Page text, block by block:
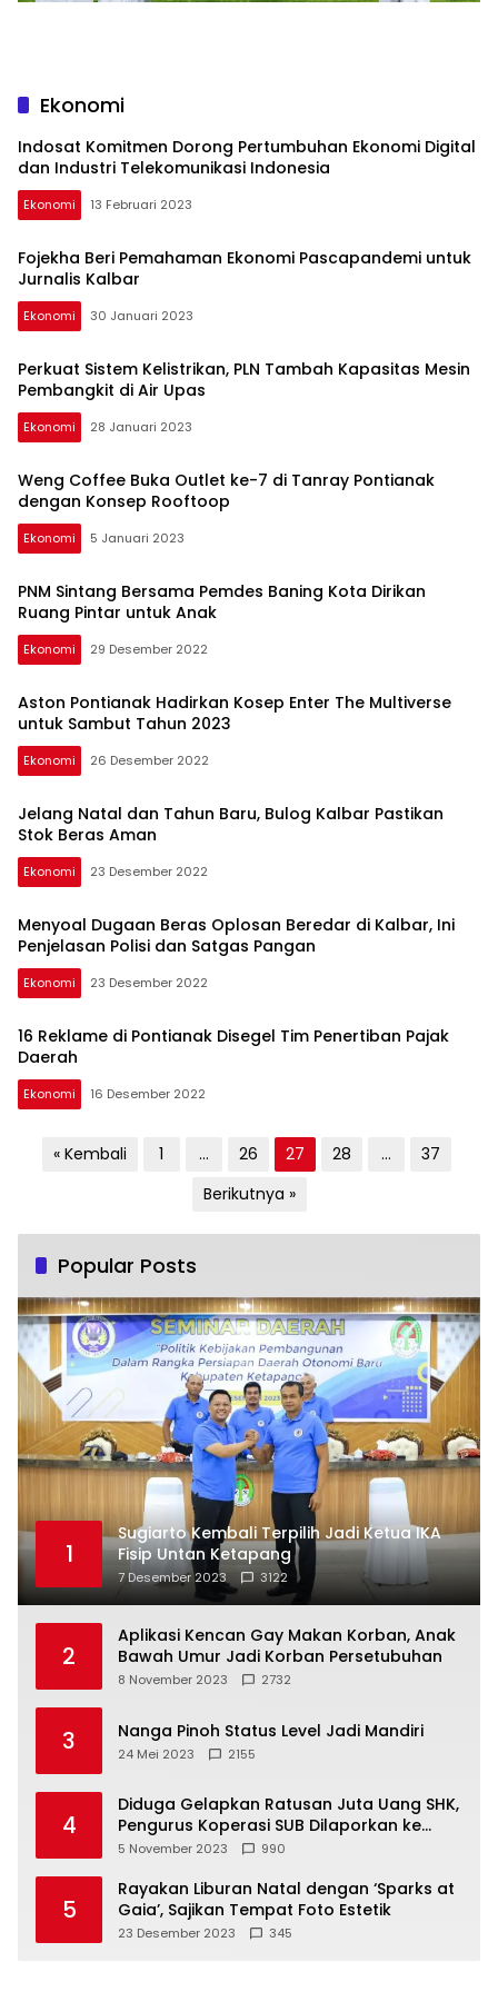
Ekonomi
Indosat Komitmen Dorong Pertumbuhan Ekonomi Digital
dan Industri Telekomunikasi Indonesia
Ekonomi 13 Februari 2023
Fojekha Beri Pemahaman Ekonomi Pascapandemi untuk
Jurnalis Kalbar
Ekonomi 30 Januari 2023
Perkuat Sistem Kelistrikan, PLN Tambah Kapasitas Mesin
Pembangkit di Air Upas
Ekonomi 28 Januari 2023
Weng Coffee Buka Outlet ke-7 di Tanray Pontianak
dengan Konsep Rooftoop
Ekonomi 5 Januari 2023
PNM Sintang Bersama Pemdes Baning Kota Dirikan
Ruang Pintar untuk Anak
Ekonomi 29 Desember 2022
Aston Pontianak Hadirkan Kosep Enter The Multiverse
untuk Sambut Tahun 2023
Ekonomi 26 Desember 2022
Jelang Natal dan Tahun Baru, Bulog Kalbar Pastikan
Stok Beras Aman
Ekonomi 23 Desember 2022
Menyoal Dugaan Beras Oplosan Beredar di Kalbar, Ini
Penjelasan Polisi dan Satgas Pangan
Ekonomi 23 Desember 2022
16 Reklame di Pontianak Disegel Tim Penertiban Pajak
Daerah
Ekonomi 16 Desember 2022
Paginasi
« Kembali 1 … 26 27 28 …
37
Berikutnya »
Popular Posts
1
Sugiarto Kembali Terpilih Jadi Ketua IKA
Fisip Untan Ketapang
7 Desember 2023 3122
2
Aplikasi Kencan Gay Makan Korban, Anak
Bawah Umur Jadi Korban Persetubuhan
8 November 2023 2732
3 Nanga Pinoh Status Level Jadi Mandiri
24 Mei 2023 2155
4
Diduga Gelapkan Ratusan Juta Uang SHK,
Pengurus Koperasi SUB Dilaporkan ke
Polisi
5 November 2023 990
5
Rayakan Liburan Natal dengan ‘Sparks at
Gaia’, Sajikan Tempat Foto Estetik
23 Desember 2023 345